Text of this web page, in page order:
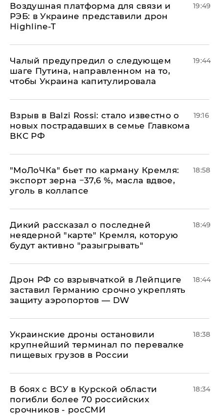
Воздушная платформа для связи и
РЭБ: в Украине представили дрон
Highline-T
19:49
Чалый предупредил о следующем
шаге Путина, направленном на то,
чтобы Украина капитулировала
19:44
Взрыв в Balzi Rossi: стало известно о
новых пострадавших в семье Главкома
ВКС РФ
19:16
​"МоЛоЧКа" бьет по карману Кремля:
экспорт зерна −37,6 %, масла вдвое,
уголь в коллапсе
18:58
Дикий рассказал о последней
неядерной "карте" Кремля, которую
будут активно "разыгрывать"
18:49
​Дрон РФ со взрывчаткой в Лейпциге
заставил Германию срочно укреплять
защиту аэропортов — DW
18:44
Украинские дроны остановили
крупнейший терминал по перевалке
пищевых грузов в России
18:38
В боях с ВСУ в Курской области
погибли более 70 российских
срочников - росСМИ
18:34